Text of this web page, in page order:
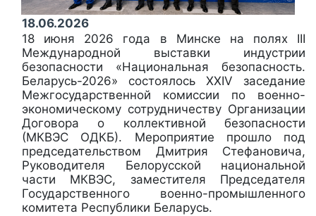
18.06.2026
18 июня 2026 года в Минске на полях III
Международной выставки индустрии
безопасности «Национальная безопасность.
Беларусь-2026» состоялось XXIV заседание
Межгосударственной комиссии по военно-
экономическому сотрудничеству Организации
Договора о коллективной безопасности
(МКВЭС ОДКБ). Мероприятие прошло под
председательством Дмитрия Стефановича,
Руководителя Белорусской национальной
части МКВЭС, заместителя Председателя
Государственного военно-промышленного
комитета Республики Беларусь.